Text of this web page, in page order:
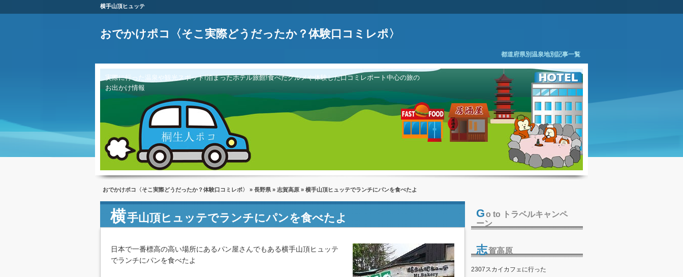
横手山頂ヒュッテ
おでかけポコ〈そこ実際どうだったか？体験口コミレポ〉
都道府県別温泉地別記事一覧
実際に行った温泉や観光スポット!泊まったホテル旅館!食べたグルメや体験した口コミレポート中心の旅の
お出かけ情報
おでかけポコ〈そこ実際どうだったか？体験口コミレポ〉 » 長野県» 志賀高原» 横手山頂ヒュッテでランチにパンを食べたよ
横手山頂ヒュッテでランチにパンを食べたよ
日本で一番標高の高い場所にあるパン屋さんでもある横手山頂ヒュッテ
でランチにパンを食べたよ
Go to トラベルキャンペ
ーン
志賀高原
2307スカイカフェに行った